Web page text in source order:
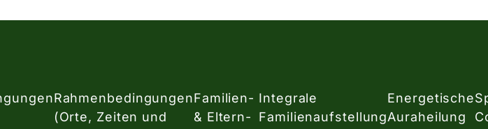
Rahmenbedingungen
(Orte, Zeiten und
Familien-
& Eltern-
Integrale
Familienaufstellung
Energetische
Auraheilung